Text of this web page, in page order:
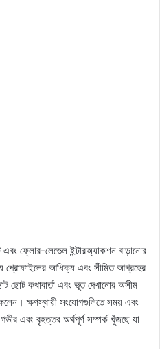
এবং ফ্লোর-লেভেল ইন্টারঅ্যাকশন বাড়ানোর
আধিক্য এবং সীমিত আগ্রহের
ছোট কথাবার্তা এবং ভূত দেখানোর অসীম
ক্ষণস্থায়ী সংযোগগুলিতে সময় এবং
এবং বৃহত্তর অর্থপূর্ণ সম্পর্ক খুঁজছে যা